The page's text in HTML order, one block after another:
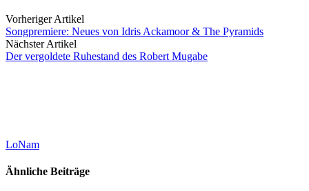
Vorheriger Artikel
Songpremiere: Neues von Idris Ackamoor & The Pyramids
Nächster Artikel
Der vergoldete Ruhestand des Robert Mugabe
LoNam
Ähnliche Beiträge